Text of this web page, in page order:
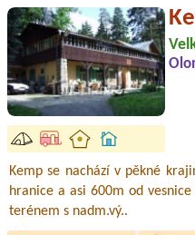
Kemp se nachází v pěkné
hranice a asi 600m od
terénem s nadm.vý..